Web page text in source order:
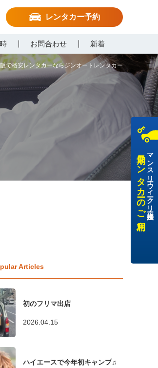
で格安レンタカーならジンオートレンタカー
レンタカー予約
お問合わせ 新着
初のフリマ出店
2026.04.15
ハイエースで今年初キャンプ♫
マンスリー・ウィークリー・法人様
長期レンタカーのご利用